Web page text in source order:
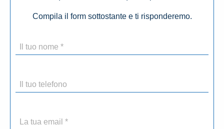
Compila il form sottostante e ti risponderemo.